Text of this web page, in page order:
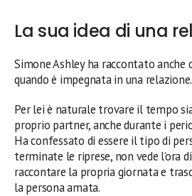
La sua idea di una
Simone Ashley ha raccontato anche
quando è impegnata in una relazione.
Per lei è naturale trovare il tempo
proprio partner, anche durante i
Ha confessato di essere il tipo di
terminate le riprese, non vede l’ora
raccontare la propria giornata e
la persona amata.